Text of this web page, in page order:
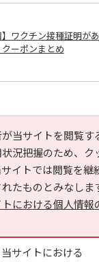
】ワクチン接種証明が
ーポンまとめ
PAGE TOP
当サイトを閲覧す
況把握のため、ク
イトでは閲覧を継
たものとみなしま
トにおける個人情
当サイトにおける
）とは？ お気に入り
報の取り扱いについて
広告掲載に関するお問